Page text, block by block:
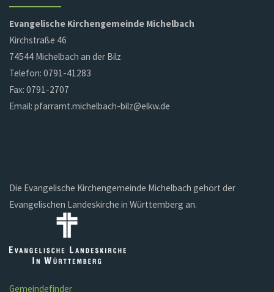
Evangelische Kirchengemeinde Michelbach
Kirchstraße 46
74544 Michelbach an der Bilz
Telefon: 0791-41283
Fax: 0791-2707
Email: pfarramt.michelbach-bilz@elkw.de
Die Evangelische Kirchengemeinde Michelbach gehört der
Evangelischen Landeskirche in Württemberg an.
Gemeindefinder